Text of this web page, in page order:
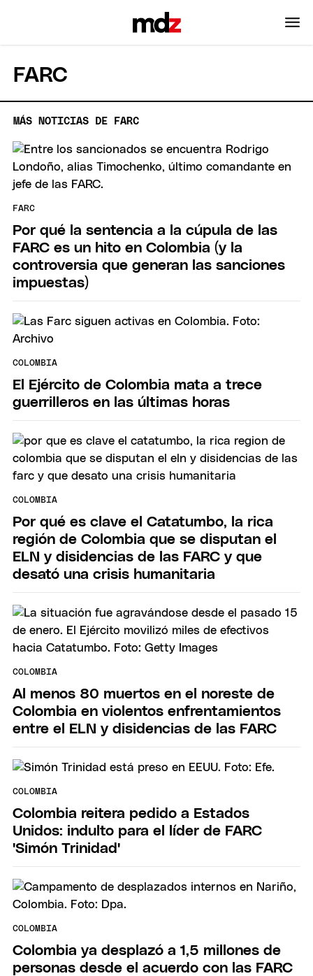
FARC
MÁS NOTICIAS DE FARC
FARC
Por qué la sentencia a la cúpula de las
FARC es un hito en Colombia (y la
controversia que generan las sanciones
impuestas)
COLOMBIA
El Ejército de Colombia mata a trece
guerrilleros en las últimas horas
COLOMBIA
Por qué es clave el Catatumbo, la rica
región de Colombia que se disputan el
ELN y disidencias de las FARC y que
desató una crisis humanitaria
COLOMBIA
Al menos 80 muertos en el noreste de
Colombia en violentos enfrentamientos
entre el ELN y disidencias de las FARC
COLOMBIA
Colombia reitera pedido a Estados
Unidos: indulto para el líder de FARC
'Simón Trinidad'
COLOMBIA
Colombia ya desplazó a 1,5 millones de
personas desde el acuerdo con las FARC